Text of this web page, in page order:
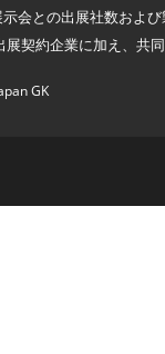
会との出展社数および
契約企業に加え、共
GK